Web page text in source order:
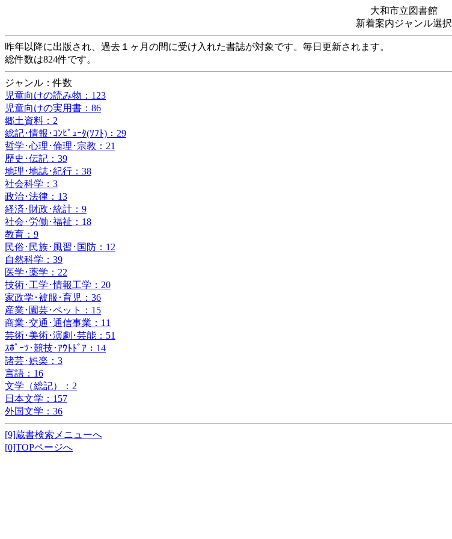
大和市立図書館
新着案内ジャンル選択
昨年以降に出版され、過去１ヶ月の間に受け入れた書誌が対象です。毎日更新されます。
総件数は824件です。
ジャンル：件数
児童向けの読み物：123
児童向けの実用書：86
郷土資料：2
総記･情報･ｺﾝﾋﾟｭｰﾀ(ｿﾌﾄ)：29
哲学･心理･倫理･宗教：21
歴史･伝記：39
地理･地誌･紀行：38
社会科学：3
政治･法律：13
経済･財政･統計：9
社会･労働･福祉：18
教育：9
民俗･民族･風習･国防：12
自然科学：39
医学･薬学：22
技術･工学･情報工学：20
家政学･被服･育児：36
産業･園芸･ペット：15
商業･交通･通信事業：11
芸術･美術･演劇･芸能：51
ｽﾎﾟｰﾂ･競技･ｱｳﾄﾄﾞｱ：14
諸芸･娯楽：3
言語：16
文学（総記）：2
日本文学：157
外国文学：36
[9]蔵書検索メニューへ
[0]TOPページへ